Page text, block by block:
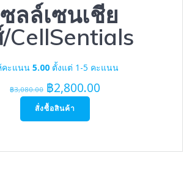
ซลล์เซนเชีย
CellSentials
คะแนน 5.00ตั้งแต่ 1-5 คะแนน
฿3,080.00 Original
price
was:
฿2,800.00
สั่งซื้อสินค้า